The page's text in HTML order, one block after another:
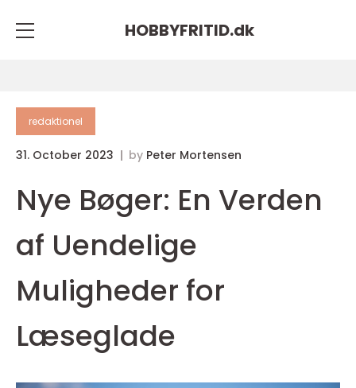
HOBBYFRITID.dk
redaktionel
31. October 2023 by Peter Mortensen
Nye Bøger: En Verden
af Uendelige
Muligheder for
Læseglade